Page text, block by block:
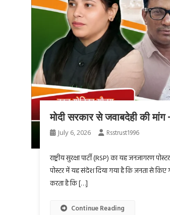
मोदी सरकार से जवाबदेही की मांग
July 6, 2026 Rsstrust1996
राष्ट्रीय सुरक्षा पार्टी (RSP) का यह जनजागरण
पोस्टर में यह संदेश दिया गया है कि जनता से किए
करता है कि […]
Continue Reading